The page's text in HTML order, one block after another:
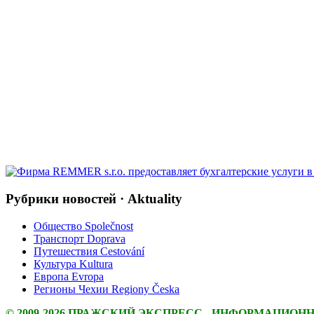
Рубрики новостей · Aktuality
Общество Společnost
Транспорт Doprava
Путешествия Cestování
Культура Kultura
Европа Evropa
Регионы Чехии Regiony Česka